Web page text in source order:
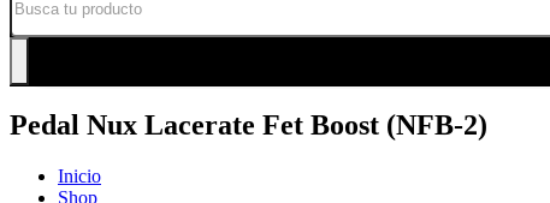
Pedal Nux Lacerate Fet Boost (NFB-2)
Inicio
Shop